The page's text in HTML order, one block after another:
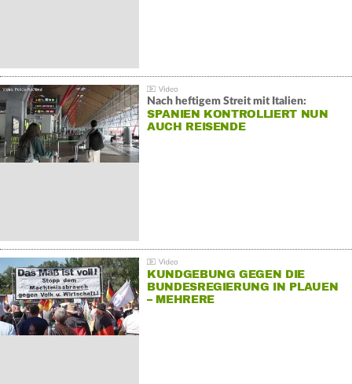
Nach heftigem Streit mit Italien:
SPANIEN KONTROLLIERT NUN
AUCH REISENDE
KUNDGEBUNG GEGEN DIE
BUNDESREGIERUNG IN PLAUEN
– MEHRERE